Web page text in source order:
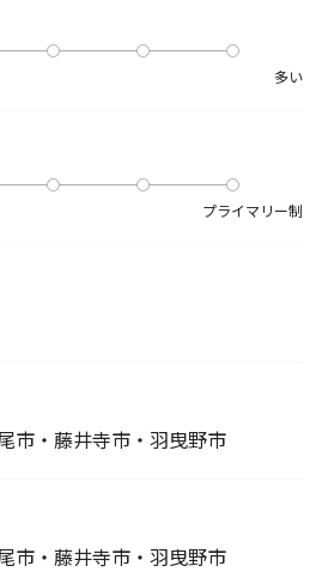
多い
プライマリー制
市・藤井寺市・羽曳野市
市・藤井寺市・羽曳野市